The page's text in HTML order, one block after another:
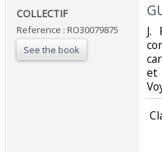
‎COLLECTIF‎
Reference : RO30079875
See the book
‎J.
et